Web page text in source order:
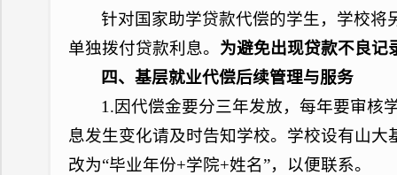
针对国家助学贷款代偿的学生，学校
单独拨付贷款利息。 为避免出现贷款不良记
四、基层就业代偿后续管理与服务
1.因代偿金要分三年发放，每年要审核
息发生变化请及时告知学校。学校设有山
改为“毕业年份+学院+姓名”，以便联系。